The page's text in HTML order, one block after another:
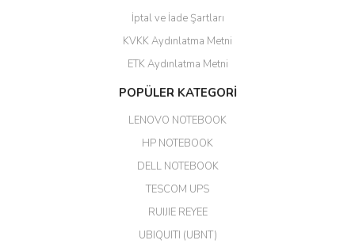
ahmet yiğit | 29/04/2026
Aldığım ürün kapalı kutu teslim
edildi. Teşekkür ederim.
GÜRKAN KETHÜDAOĞLU |
İptal ve İade Şartları
KVKK Aydınlatma Metni
ETK Aydınlatma Metni
POPÜLER KATEGORİ
LENOVO NOTEBOOK
HP NOTEBOOK
DELL NOTEBOOK
TESCOM UPS
RUIJIE REYEE
UBIQUITI (UBNT)